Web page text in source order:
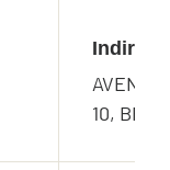
10,